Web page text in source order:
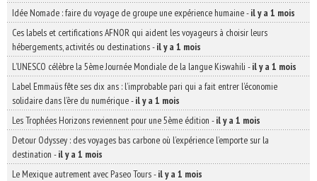
Idée Nomade : faire du voyage de groupe une expérience humaine-il y a 1 mois
Ces labels et certifications AFNOR qui aident les voyageurs à choisir leurs
hébergements, activités ou destinations-il y a 1 mois
L’UNESCO célèbre la 5ème Journée Mondiale de la langue Kiswahili -il y a 1 mois
Label Emmaüs fête ses dix ans : l’improbable pari qui a fait entrer l’économie
solidaire dans l’ère du numérique-il y a 1 mois
Les Trophées Horizons reviennent pour une 5ème édition -il y a 1 mois
Detour Odyssey : des voyages bas carbone où l’expérience l’emporte sur la
destination -il y a 1 mois
Le Mexique autrement avec Paseo Tours-il y a 1 mois